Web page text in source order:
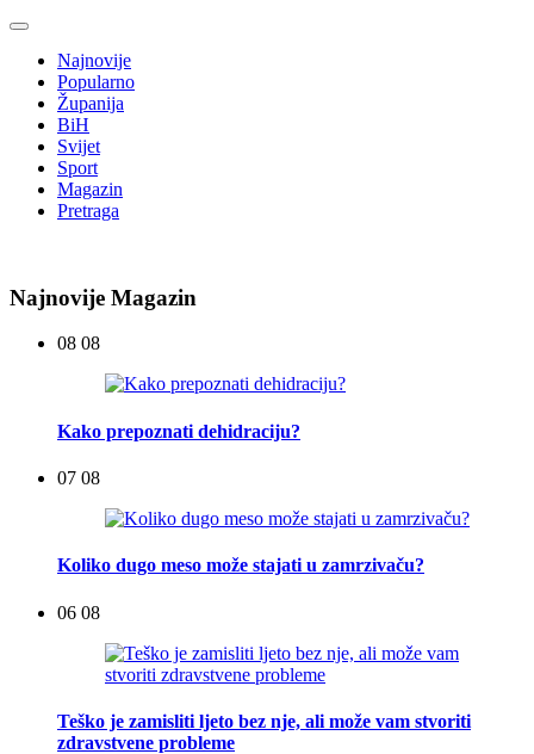
Najnovije
Popularno
Županija
BiH
Svijet
Sport
Magazin
Pretraga
Najnovije Magazin
08 08
Kako prepoznati dehidraciju?
07 08
Koliko dugo meso može stajati u zamrzivaču?
06 08
Teško je zamisliti ljeto bez nje, ali može vam stvoriti
zdravstvene probleme